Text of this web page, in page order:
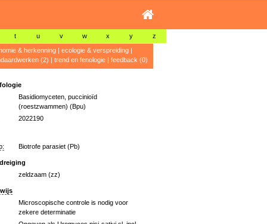
t u v w x y z
& herkenning| ecologie & verspreiding|
(2) | trend en fenologie| feedback (0)
Basidiomyceten, puccinioïd
(roestzwammen) (Bpu)
2022190
Biotrofe parasiet (Pb)
zeldzaam (zz)
Microscopische controle is nodig voor
zekere determinatie